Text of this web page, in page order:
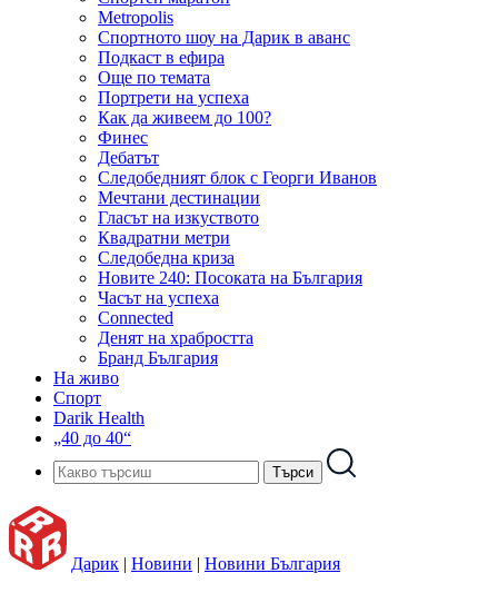
Metropolis
Спортното шоу на Дарик в аванс
Подкаст в ефира
Още по темата
Портрети на успеха
Как да живеем до 100?
Финес
Дебатът
Следобедният блок с Георги Иванов
Мечтани дестинации
Гласът на изкуството
Квадратни метри
Следобедна криза
Новите 240: Посоката на България
Часът на успеха
Connected
Денят на храбростта
Бранд България
На живо
Спорт
Darik Health
„40 до 40“
Дарик | Новини | Новини България